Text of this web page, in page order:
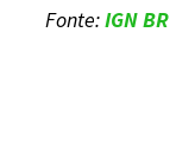
Fonte:IGN BR